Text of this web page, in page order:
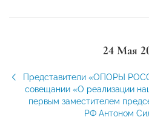
24 Мая
Представители «ОПОРЫ
совещании «О реализации
первым заместителем
РФ Антоном